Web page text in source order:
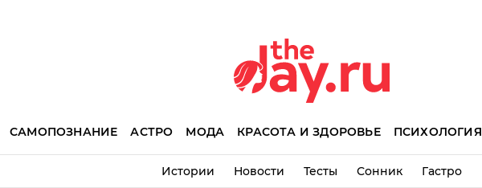
САМОПОЗНАНИЕ АСТРО МОДА КРАСОТА И ЗДОРОВЬЕ ПСИХОЛОГИЯ
Истории Новости Тесты Сонник Гастро